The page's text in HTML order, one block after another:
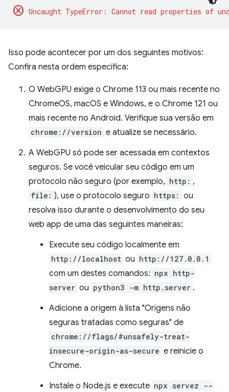
cancel
Isso pode acontecer por um dos seguintes motivos:
Confira nesta ordem específica:
O WebGPU exige o Chrome 113 ou mais recente no
ChromeOS, macOS e Windows, e o Chrome 121 ou
mais recente no Android. Verifique sua versão em
chrome://version e atualize se necessário.
A WebGPU só pode ser acessada em contextos
seguros. Se você veicular seu código em um
protocolo não seguro (por exemplo, http: ,
file: ), use o protocolo seguro https: ou
resolva isso durante o desenvolvimento do seu
web app de uma das seguintes maneiras:
Execute seu código localmente em
http://localhost ou http://127.0.0.1
com um destes comandos: npx http-
server ou python3 -m http.server .
Adicione a origem à lista "Origens não
seguras tratadas como seguras" de
chrome://flags/#unsafely-treat-
insecure-origin-as-secure e reinicie o
Chrome.
Instale o Node.js e execute npx servez --